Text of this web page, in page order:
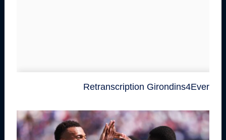
Retranscription Girondins4Ever